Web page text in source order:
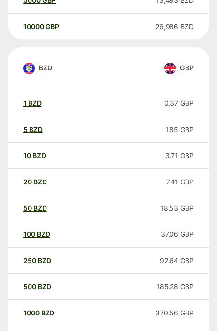
10000 GBP 26,986 BZD
BZD GBP
1 BZD 0.37 GBP
5 BZD 1.85 GBP
10 BZD 3.71 GBP
20 BZD 7.41 GBP
50 BZD 18.53 GBP
100 BZD 37.06 GBP
250 BZD 92.64 GBP
500 BZD 185.28 GBP
1000 BZD 370.56 GBP